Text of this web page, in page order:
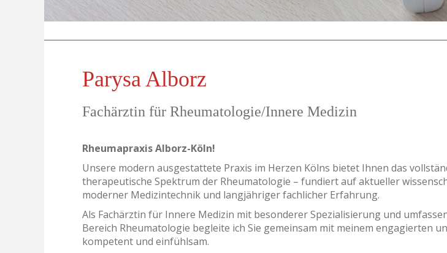
Parysa Alborz
Fachärztin für Rheumatologie/Innere Medizin
Rheumapraxis Alborz-Köln!
Unsere modern ausgestattete Praxis im Herzen Kölns bietet Ihnen das
therapeutische Spektrum der Rheumatologie – fundiert auf aktueller
moderner Medizintechnik und langjähriger fachlicher Erfahrung.
Als Fachärztin für Innere Medizin mit besonderer Spezialisierung und
Bereich Rheumatologie begleite ich Sie gemeinsam mit meinem engagierten
kompetent und einfühlsam.